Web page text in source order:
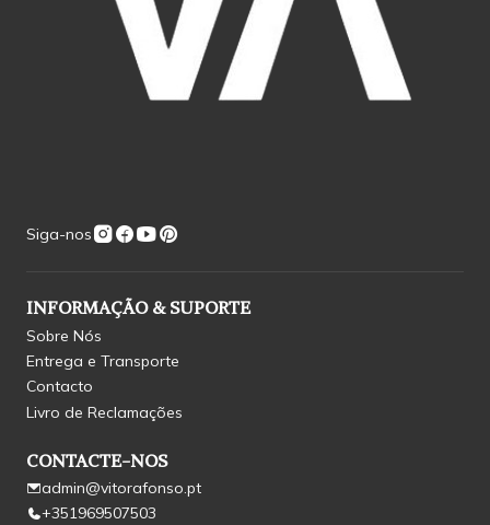
Siga-nos
INFORMAÇÃO & SUPORTE
Sobre Nós
Entrega e Transporte
Contacto
Livro de Reclamações
CONTACTE-NOS
admin@vitorafonso.pt
+351969507503